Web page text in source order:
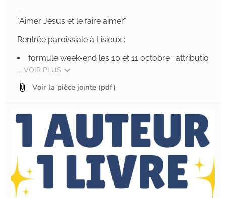
"Aimer Jésus et le faire aimer."
Rentrée paroissiale à Lisieux :
formule week-end les 10 et 11 octobre : attributio
... VOIR PLUS
Voir la pièce jointe (pdf)